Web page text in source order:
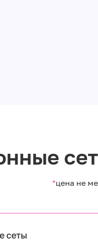
*цена не
сеты